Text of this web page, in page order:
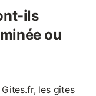
ils
ou
les gîtes